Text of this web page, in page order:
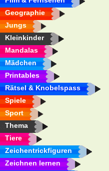
Geographie
Jungs
Kleinkinder
Mandalas
Mädchen
Printables
Rätsel & Knobelspass
Spiele
Sport
Thema
Tiere
Zeichentrickfiguren
Zeichnen lernen